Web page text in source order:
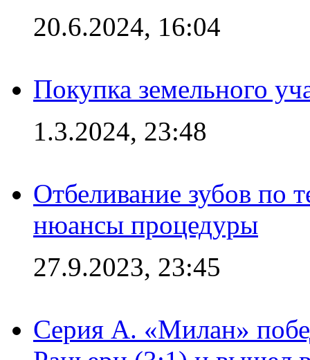
20.6.2024, 16:04
Покупка земельного
1.3.2024, 23:48
Отбеливание зубов по
нюансы процедуры
27.9.2023, 23:45
Серия А. «Милан»